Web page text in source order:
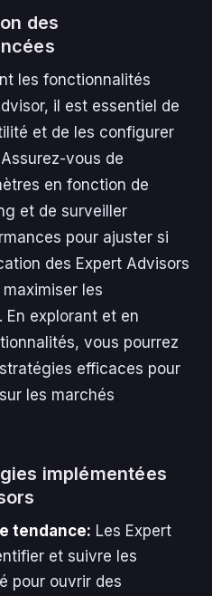
des
les fonctionnalités
il est essentiel de
et de les configurer
vous de
en fonction de
et de surveiller
pour ajuster si
des Expert Advisors
les
explorant et en
vous pourrez
efficaces pour
les marchés
implémentées
tendance: Les Expert
et suivre les
pour ouvrir des